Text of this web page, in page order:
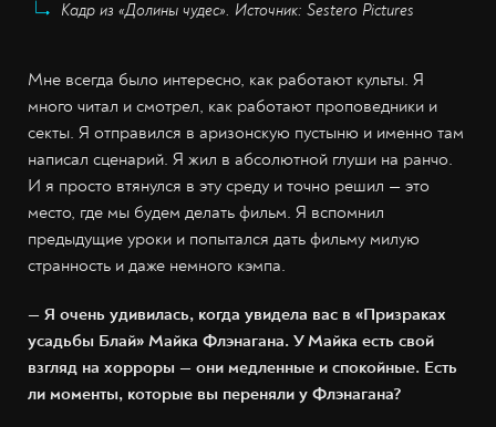
Кадр из «Долины чудес». Источник: Sestero Pictures
Мне всегда было интересно, как работают культы. Я
много читал и смотрел, как работают проповедники и
секты. Я отправился в аризонскую пустыню и именно там
написал сценарий. Я жил в абсолютной глуши на ранчо.
И я просто втянулся в эту среду и точно решил — это
место, где мы будем делать фильм. Я вспомнил
предыдущие уроки и попытался дать фильму милую
странность и даже немного кэмпа.
— Я очень удивилась, когда увидела вас в «Призраках
усадьбы Блай» Майка Флэнагана. У Майка есть свой
взгляд на хорроры — они медленные и спокойные. Есть
ли моменты, которые вы переняли у Флэнагана?